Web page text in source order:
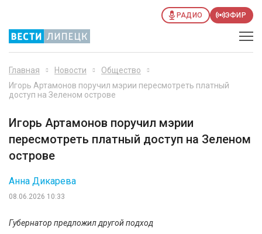
РАДИО ЭФИР
Главная Новости
Общество
Игорь Артамонов поручил мэрии пересмотреть платный
доступ на Зеленом острове
Игорь Артамонов поручил мэрии
пересмотреть платный доступ на Зеленом
острове
08.06.2026 10:33
Анна Дикарева
Губернатор предложил другой подход